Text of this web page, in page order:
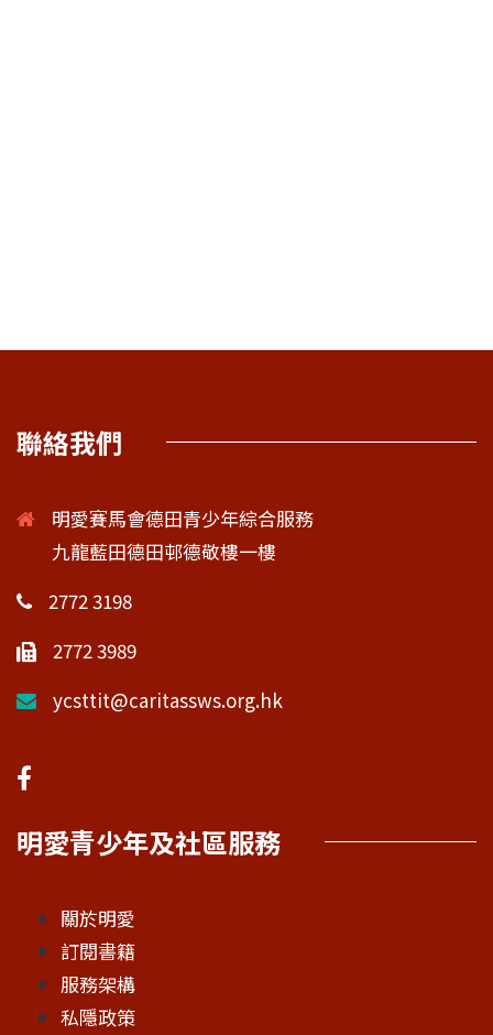
聯絡我們
明愛賽馬會德田青少年綜合服務
九龍藍田德田邨德敬樓一樓
2772 3198
2772 3989
ycsttit@caritassws.org.hk
明愛青少年及社區服務
關於明愛
訂閱書籍
服務架構
私隱政策